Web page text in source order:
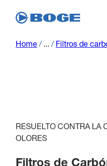
Home / ... / Filtros de
RESUELTO CONTRA LA
OLORES